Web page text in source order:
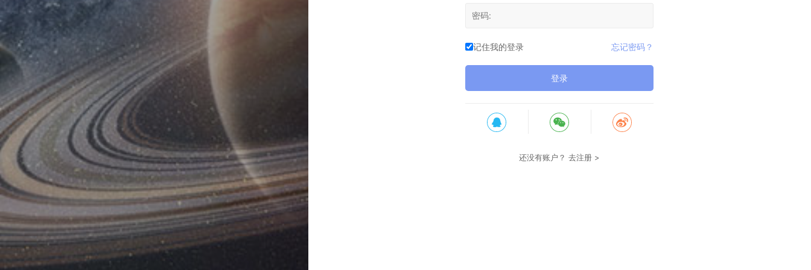
记住我的登录 忘记密码？
登录
还没有账户？去注册 >